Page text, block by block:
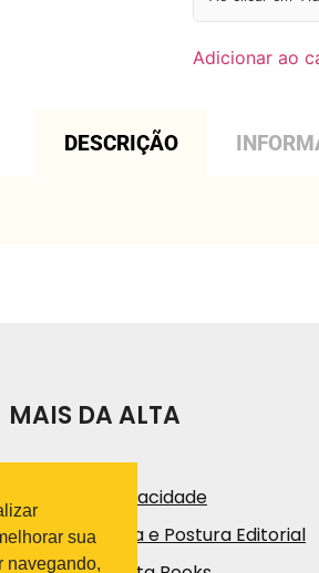
Adicionar ao
DESCRIÇÃO
MAIS DA ALTA
Política de Privacidade
Código de Ética e Postura Editorial
sua
navegando,